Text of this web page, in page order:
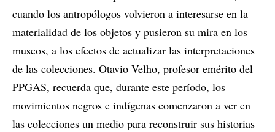
cuando los antropólogos volvieron a interesarse en la
materialidad de los objetos y pusieron su mira en los
museos, a los efectos de actualizar las interpretaciones
de las colecciones. Otavio Velho, profesor emérito del
PPGAS, recuerda que, durante este período, los
movimientos negros e indígenas comenzaron a ver en
las colecciones un medio para reconstruir sus historias